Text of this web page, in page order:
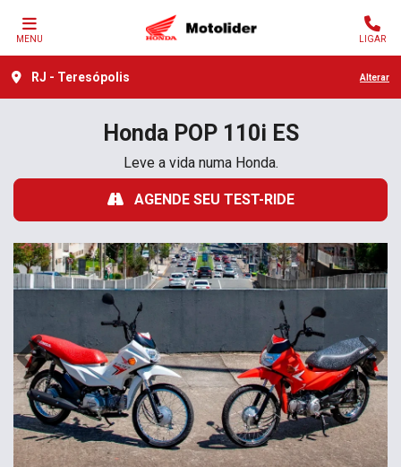
MENU LIGAR
RJ - Teresópolis Alterar
HondaPOP 110i ES
Leve a vida numa Honda.
AGENDE SEU TEST-RIDE
Anterior